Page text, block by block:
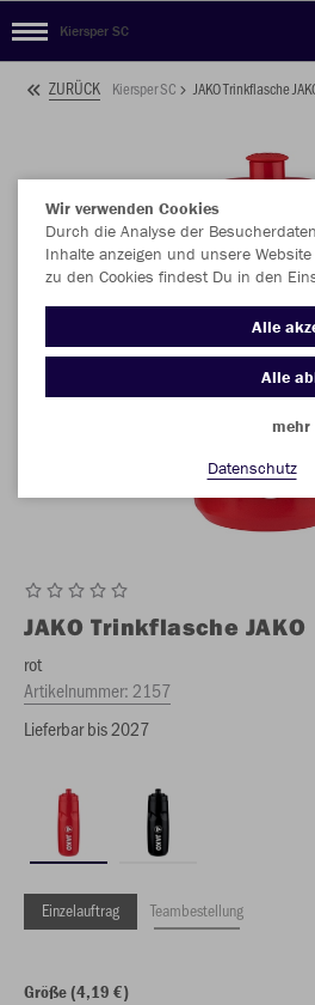
Kiersper SC
ZURÜCK Kiersper SC JAKO Trinkflasche
JAKO Trinkflasche JAKO
rot
Artikelnummer: 2157
Lieferbar bis 2027
Einzelauftrag Teambestellung
Größe (4,19 €)
Wir verwenden Cookies
Durch die Analyse der
Inhalte anzeigen und unsere
zu den Cookies findest Du in den
Alle
Alle
mehr
Datenschutz